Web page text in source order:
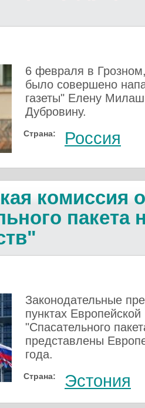
6 февраля в
было совершено
газеты" Елену
Дубровину.
Страна: Россия
комиссия
пакета
Законодательные
пунктах
"Спасательного
представлены
года.
Страна: Эстония